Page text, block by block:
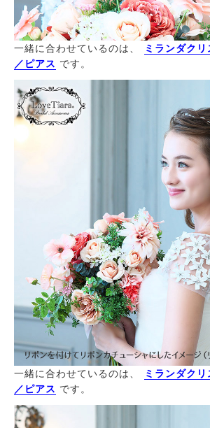
一緒に合わせているのは、
ミランダク
／ピアス です。
一緒に合わせているのは、
ミランダク
／ピアス です。